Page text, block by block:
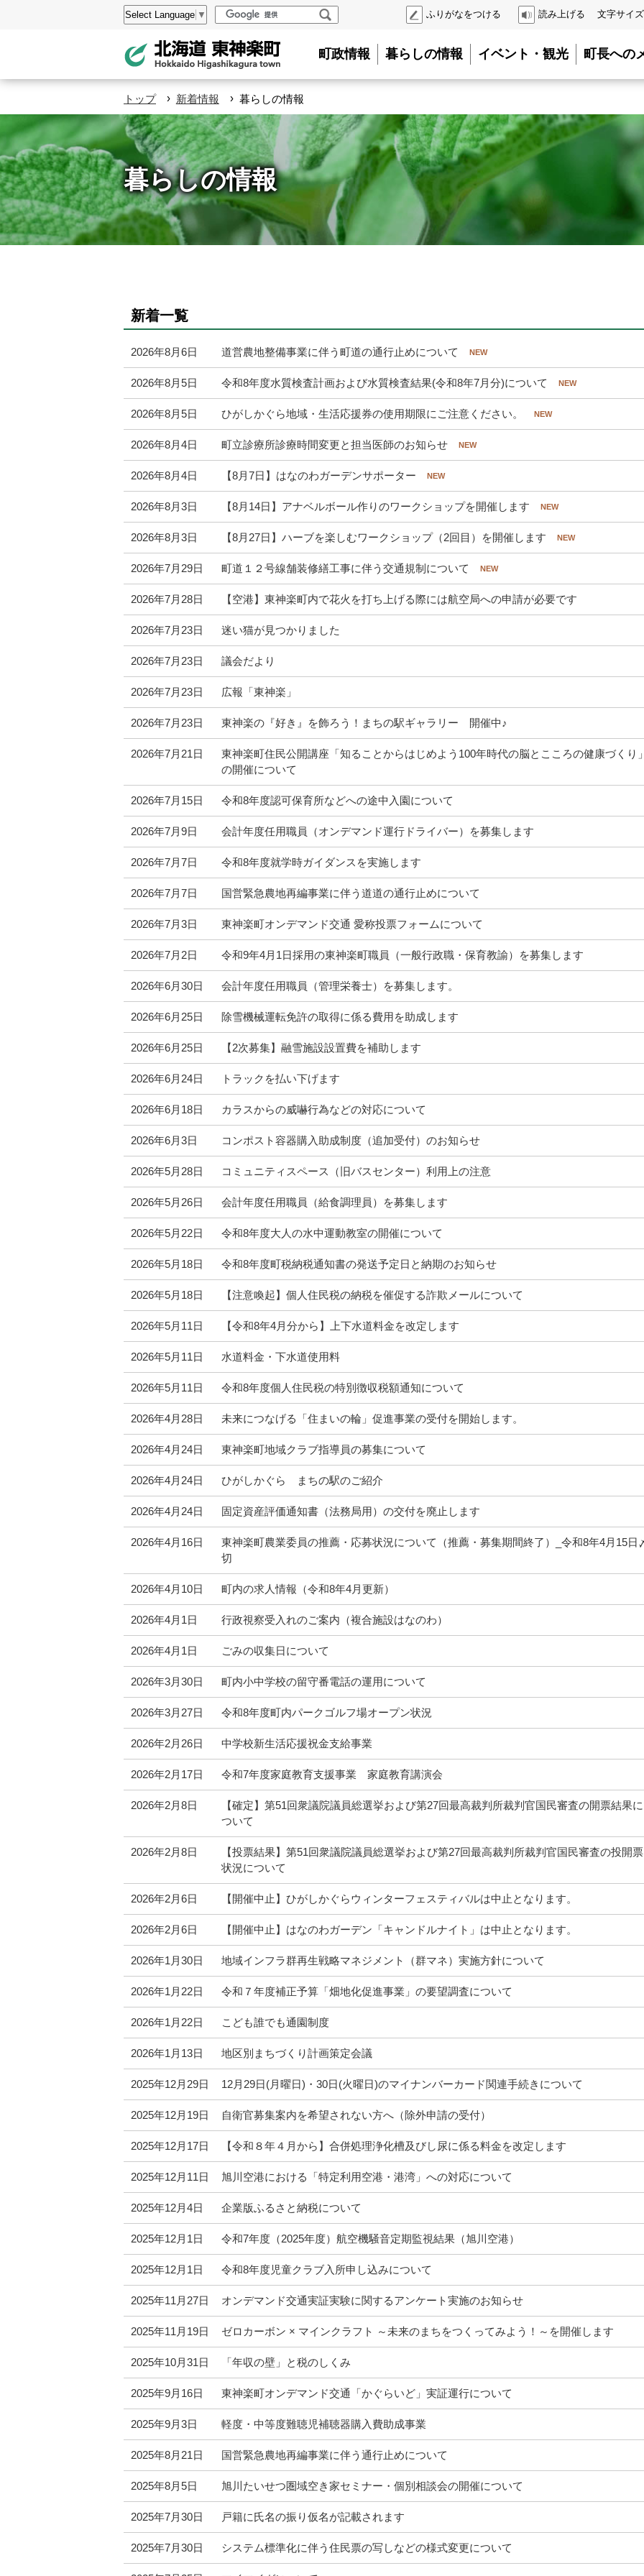
ュ
へ
設
Select Language ▼
索
ふりがなをつける 読み上げる 文字サイズ
町政情報 暮らしの情報 イベント・観光 町長への
トップ › 新着情報 › 暮らしの情報
暮らしの情報
新着一覧
2026年8月6日 道営農地整備事業に伴う町道の通行止めについて
2026年8月5日 令和8年度水質検査計画および水質検査結果(令和8年7月分)について
2026年8月5日 ひがしかぐら地域・生活応援券の使用期限にご注意ください。
2026年8月4日 町立診療所診療時間変更と担当医師のお知らせ
2026年8月4日 【8月7日】はなのわガーデンサポーター
2026年8月3日 【8月14日】アナベルボール作りのワークショップを開催します
2026年8月3日 【8月27日】ハーブを楽しむワークショップ（2回目）を開催します
2026年7月29日 町道１２号線舗装修繕工事に伴う交通規制について
2026年7月28日 【空港】東神楽町内で花火を打ち上げる際には航空局への申請が必要です
2026年7月23日 迷い猫が見つかりました
2026年7月23日 議会だより
2026年7月23日 広報「東神楽」
2026年7月23日 東神楽の『好き』を飾ろう！まちの駅ギャラリー 開催中♪
2026年7月21日
東神楽町住民公開講座「知ることからはじめよう100年時代の脳とこころの健康づくり
の開催について
2026年7月15日 令和8年度認可保育所などへの途中入園について
2026年7月9日 会計年度任用職員（オンデマンド運行ドライバー）を募集します
2026年7月7日 令和8年度就学時ガイダンスを実施します
2026年7月7日 国営緊急農地再編事業に伴う道道の通行止めについて
2026年7月3日 東神楽町オンデマンド交通 愛称投票フォームについて
2026年7月2日 令和9年4月1日採用の東神楽町職員（一般行政職・保育教諭）を募集します
2026年6月30日 会計年度任用職員（管理栄養士）を募集します。
2026年6月25日 除雪機械運転免許の取得に係る費用を助成します
2026年6月25日 【2次募集】融雪施設設置費を補助します
2026年6月24日 トラックを払い下げます
2026年6月18日 カラスからの威嚇行為などの対応について
2026年6月3日 コンポスト容器購入助成制度（追加受付）のお知らせ
2026年5月28日 コミュニティスペース（旧バスセンター）利用上の注意
2026年5月26日 会計年度任用職員（給食調理員）を募集します
2026年5月22日 令和8年度大人の水中運動教室の開催について
2026年5月18日 令和8年度町税納税通知書の発送予定日と納期のお知らせ
2026年5月18日 【注意喚起】個人住民税の納税を催促する詐欺メールについて
2026年5月11日 【令和8年4月分から】上下水道料金を改定します
2026年5月11日 水道料金・下水道使用料
2026年5月11日 令和8年度個人住民税の特別徴収税額通知について
2026年4月28日 未来につなげる「住まいの輪」促進事業の受付を開始します。
2026年4月24日 東神楽町地域クラブ指導員の募集について
2026年4月24日 ひがしかぐら まちの駅のご紹介
2026年4月24日 固定資産評価通知書（法務局用）の交付を廃止します
2026年4月16日
東神楽町農業委員の推薦・応募状況について（推薦・募集期間終了）_令和8年4月15日
切
2026年4月10日 町内の求人情報（令和8年4月更新）
2026年4月1日 行政視察受入れのご案内（複合施設はなのわ）
2026年4月1日 ごみの収集日について
2026年3月30日 町内小中学校の留守番電話の運用について
2026年3月27日 令和8年度町内パークゴルフ場オープン状況
2026年2月26日 中学校新生活応援祝金支給事業
2026年2月17日 令和7年度家庭教育支援事業 家庭教育講演会
2026年2月8日
【確定】第51回衆議院議員総選挙および第27回最高裁判所裁判官国民審査の開票結果に
ついて
2026年2月8日
【投票結果】第51回衆議院議員総選挙および第27回最高裁判所裁判官国民審査の投開票
状況について
2026年2月6日 【開催中止】ひがしかぐらウィンターフェスティバルは中止となります。
2026年2月6日 【開催中止】はなのわガーデン「キャンドルナイト」は中止となります。
2026年1月30日 地域インフラ群再生戦略マネジメント（群マネ）実施方針について
2026年1月22日 令和７年度補正予算「畑地化促進事業」の要望調査について
2026年1月22日 こども誰でも通園制度
2026年1月13日 地区別まちづくり計画策定会議
2025年12月29日 12月29日(月曜日)・30日(火曜日)のマイナンバーカード関連手続きについて
2025年12月19日 自衛官募集案内を希望されない方へ（除外申請の受付）
2025年12月17日 【令和８年４月から】合併処理浄化槽及びし尿に係る料金を改定します
2025年12月11日 旭川空港における「特定利用空港・港湾」への対応について
2025年12月4日 企業版ふるさと納税について
2025年12月1日 令和7年度（2025年度）航空機騒音定期監視結果（旭川空港）
2025年12月1日 令和8年度児童クラブ入所申し込みについて
2025年11月27日 オンデマンド交通実証実験に関するアンケート実施のお知らせ
2025年11月19日 ゼロカーボン × マインクラフト ～未来のまちをつくってみよう！～を開催します
2025年10月31日 「年収の壁」と税のしくみ
2025年9月16日 東神楽町オンデマンド交通「かぐらいど」実証運行について
2025年9月3日 軽度・中等度難聴児補聴器購入費助成事業
2025年8月21日 国営緊急農地再編事業に伴う通行止めについて
2025年8月5日 旭川たいせつ圏域空き家セミナー・個別相談会の開催について
2025年7月30日 戸籍に氏名の振り仮名が記載されます
2025年7月30日 システム標準化に伴う住民票の写しなどの様式変更について
ー
ジ
の
ト
ッ
プ
へ
本
文
へ
メ
ニ
ュ
ー